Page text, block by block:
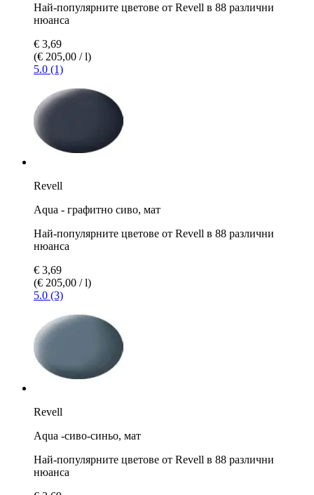
Най-популярните цветове от Revell в 88 различни
нюанса
€ 3,69
(€ 205,00 / l)
5.0 (1)
Revell
Aqua - графитно сиво, мат
Най-популярните цветове от Revell в 88 различни
нюанса
€ 3,69
(€ 205,00 / l)
5.0 (3)
Revell
Aqua -сиво-синьо, мат
Най-популярните цветове от Revell в 88 различни
нюанса